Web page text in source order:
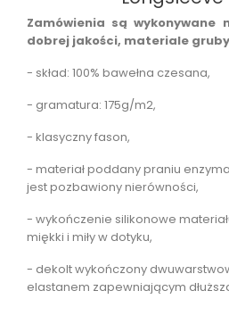
Zamówienia są wykonywane
dobrej jakości, materiale
- skład: 100% bawełna czesana,
- gramatura: 175g/m2,
- klasyczny fason,
- materiał poddany praniu
jest pozbawiony nierówności,
- wykończenie silikonowe
miękki i miły w dotyku,
- dekolt wykończony
elastanem zapewniającym